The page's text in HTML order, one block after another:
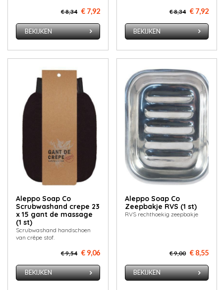
€ 8,34 € 7,92
BEKIJKEN
€ 8,34 € 7,92
BEKIJKEN
Aleppo Soap Co
Scrubwashand crepe 23
x 15 gant de massage
(1 st)
Scrubwashand handschoen
van crêpe stof.
€ 9,54 € 9,06
BEKIJKEN
Aleppo Soap Co
Zeepbakje RVS (1 st)
RVS rechthoekig zeepbakje
€ 9,00 € 8,55
BEKIJKEN